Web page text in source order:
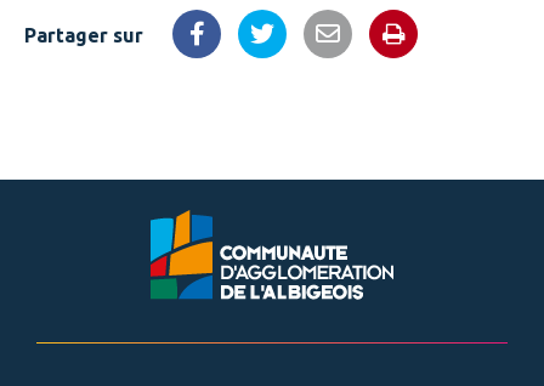
Partager sur Partager sur Facebook
Partager sur Twitter
Partager par email
Imprimer la